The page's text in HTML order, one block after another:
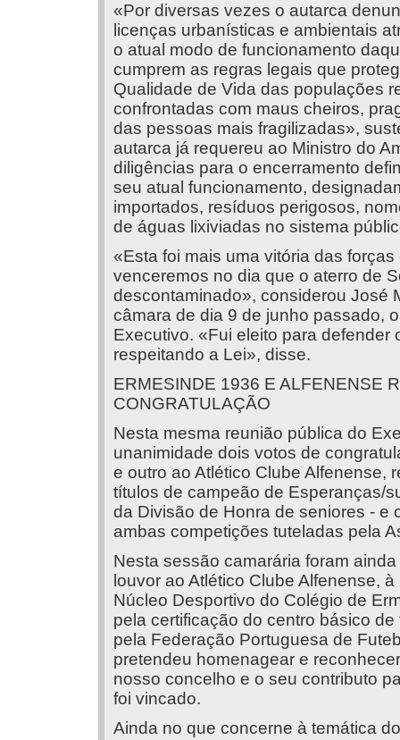
«Por diversas vezes o autarca
licenças urbanísticas e ambientais
o atual modo de funcionamento
cumprem as regras legais que
Qualidade de Vida das populações
confrontadas com maus cheiros,
das pessoas mais fragilizadas»,
autarca já requereu ao Ministro do
diligências para o encerramento
seu atual funcionamento,
importados, resíduos perigosos,
de águas lixiviadas no sistema
«Esta foi mais uma vitória das
venceremos no dia que o aterro de
descontaminado», considerou José
câmara de dia 9 de junho passado,
Executivo. «Fui eleito para defender
respeitando a Lei», disse.
ERMESINDE 1936 E ALFENENSE
CONGRATULAÇÃO
Nesta mesma reunião pública do
unanimidade dois votos de
e outro ao Atlético Clube Alfenense,
títulos de campeão de Esperanças/
da Divisão de Honra de seniores - e
ambas competições tuteladas pela
Nesta sessão camarária foram
louvor ao Atlético Clube Alfenense,
Núcleo Desportivo do Colégio de
pela certificação do centro básico
pela Federação Portuguesa de
pretendeu homenagear e
nosso concelho e o seu contributo
foi vincado.
Ainda no que concerne à temática